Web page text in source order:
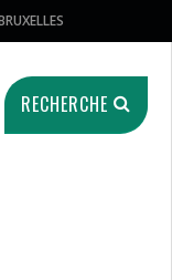
RECHERCHE